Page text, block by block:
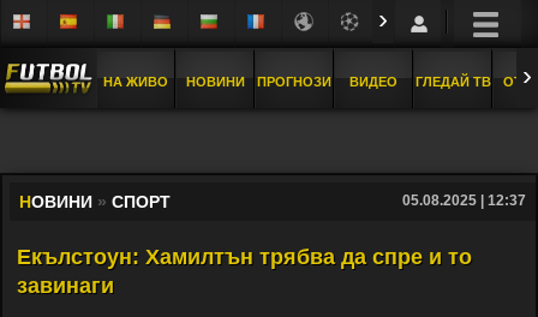
›
НА ЖИВО НОВИНИ ПРОГНОЗИ ВИДЕО ГЛЕДАЙ ТВ ›
НОВИНИ » СПОРТ 05.08.2025 | 12:37
Екълстоун: Хамилтън трябва да спре и то
завинаги